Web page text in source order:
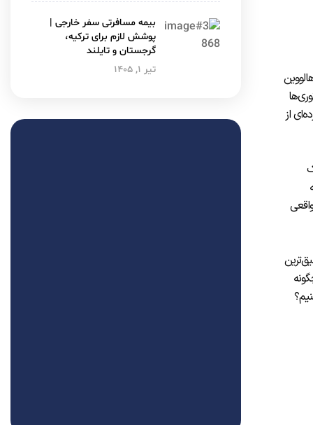
از
تیر ۱, ۱۴۰۵
بیمه مسافرتی سفر خارجی |
پوشش لازم برای ترکیه،
گرجستان و تایلند